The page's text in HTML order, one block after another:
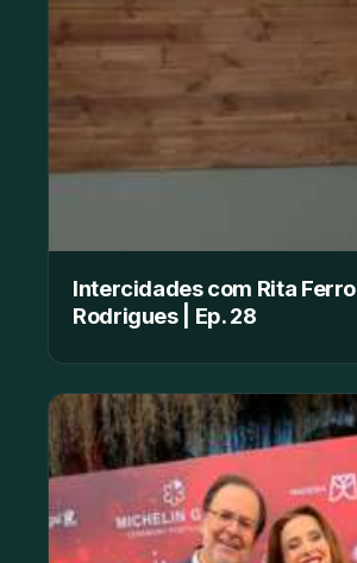
Intercidades com Rita Ferro
Rodrigues | Ep. 28